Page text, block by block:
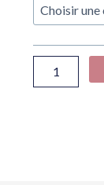
Nisai
Marusei
vendu